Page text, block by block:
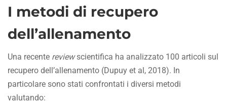
I metodi di recupero
dell’allenamento
Una recente reviewscientifica ha analizzato 100 articoli sul
recupero dell’allenamento (Dupuy et al, 2018). In
particolare sono stati confrontati i diversi metodi
valutando: